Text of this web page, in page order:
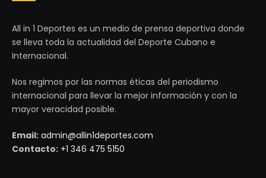
All in 1 Deportes es un medio de prensa deportiva donde
se lleva toda la actualidad del Deporte Cubano e
Internacional.
Nos regimos por las normas éticas del periodismo
internacional para llevar la mejor información y con la
mayor veracidad posible.
Email: admin@allin1deportes.com
Contacto: +1 346 475 5150